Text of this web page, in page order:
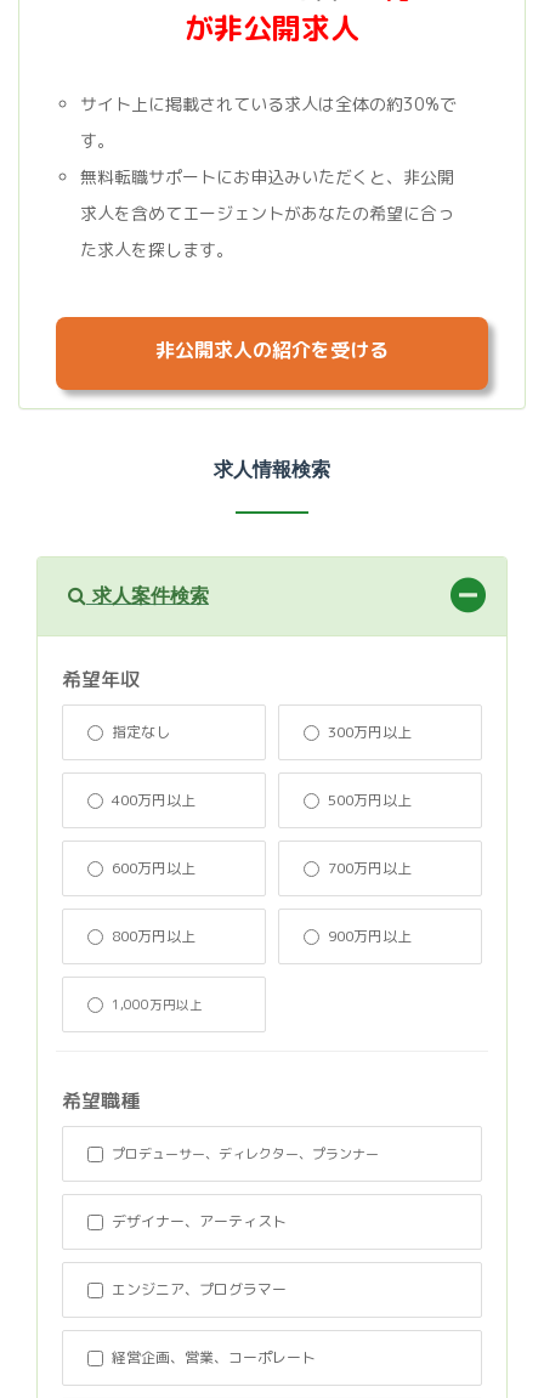
が非公開求人
サイト上に掲載されている求人は全体の約30%で
す。
無料転職サポートにお申込みいただくと、非公開
求人を含めてエージェントがあなたの希望に合っ
た求人を探します。
非公開求人の紹介を受ける
求人情報検索
求人案件検索
希望年収
指定なし 300万円以上
400万円以上 500万円以上
600万円以上 700万円以上
800万円以上 900万円以上
1,000万円以上
希望職種
プロデューサー、ディレクター、プランナー
デザイナー、アーティスト
エンジニア、プログラマー
経営企画、営業、コーポレート